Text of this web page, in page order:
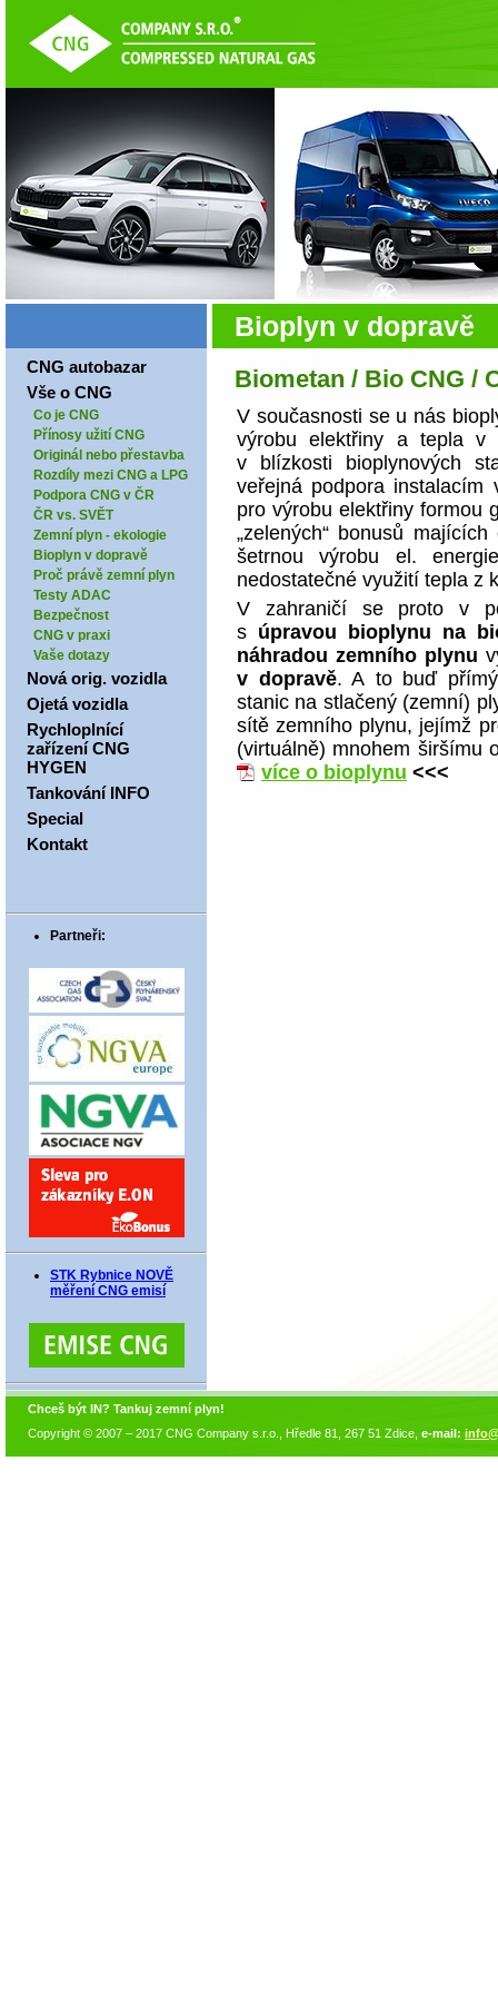
Bioplyn v dopravě
Biometan / Bio CNG /
V současnosti se u nás
výrobu elektřiny a tepla v
v blízkosti bioplynových
veřejná podpora instalacím
pro výrobu elektřiny formou
„zelených“ bonusů
šetrnou výrobu el.
nedostatečné využití tepla z
V zahraničí se proto v
s úpravou bioplynu na
náhradou zemního plynu
v dopravě. A to buď
stanic na stlačený (zemní)
sítě zemního plynu, jejímž
(virtuálně) mnohem
více o bioplynu <<<
CNG autobazar
Vše o CNG
Co je CNG
Přínosy užití CNG
Originál nebo přestavba
Rozdíly mezi CNG a LPG
Podpora CNG v ČR
ČR vs. SVĚT
Zemní plyn - ekologie
Bioplyn v dopravě
Proč právě zemní plyn
Testy ADAC
Bezpečnost
CNG v praxi
Vaše dotazy
Nová orig. vozidla
Ojetá vozidla
Rychloplnící
zařízení CNG
HYGEN
Tankování INFO
Special
Kontakt
Partneři:
STK Rybnice NOVĚ
měření CNG emisí
Chceš být IN? Tankuj zemní plyn!
Copyright © 2007 – 2017 CNG Company s.r.o., Hředle 81, 267 51 Zdice, e-mail: